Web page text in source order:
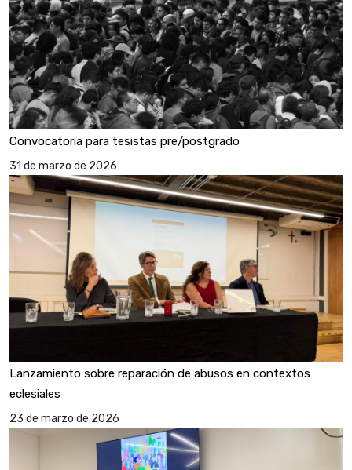
Convocatoria para tesistas pre/postgrado
31 de marzo de 2026
Lanzamiento sobre reparación de abusos en contextos
eclesiales
23 de marzo de 2026